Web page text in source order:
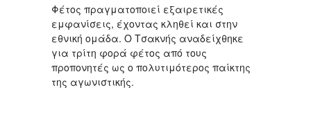
Φέτος πραγματοποιεί εξαιρετικές
εμφανίσεις, έχοντας κληθεί και στην
εθνική ομάδα. Ο Τσακνής αναδείχθηκε
για τρίτη φορά φέτος από τους
προπονητές ως ο πολυτιμότερος παίκτης
της αγωνιστικής.